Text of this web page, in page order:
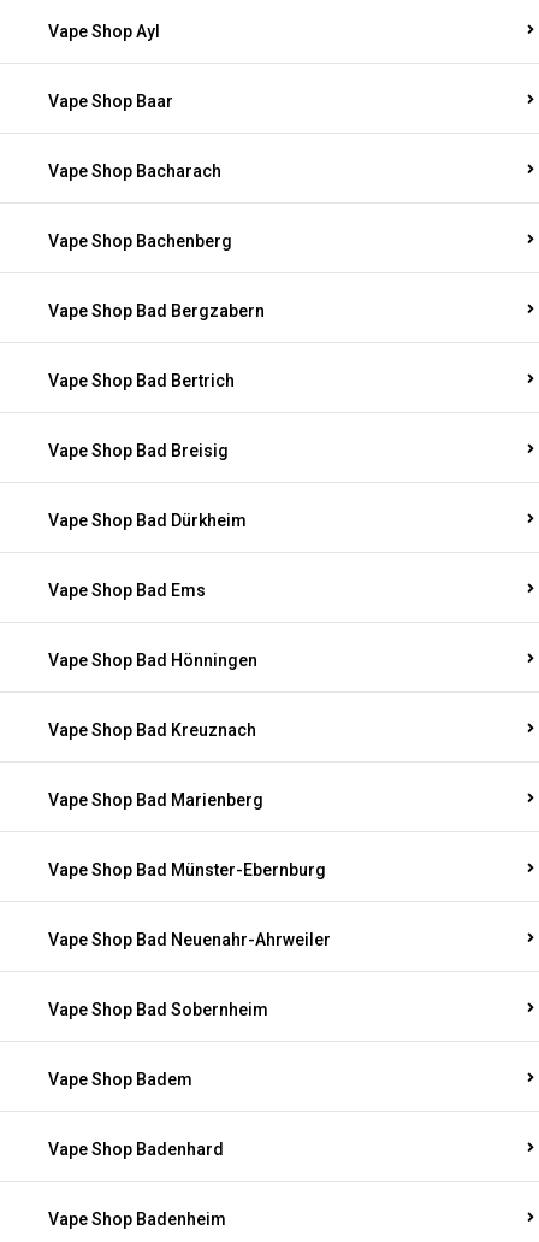
Vape Shop Ayl
Vape Shop Baar
Vape Shop Bacharach
Vape Shop Bachenberg
Vape Shop Bad Bergzabern
Vape Shop Bad Bertrich
Vape Shop Bad Breisig
Vape Shop Bad Dürkheim
Vape Shop Bad Ems
Vape Shop Bad Hönningen
Vape Shop Bad Kreuznach
Vape Shop Bad Marienberg
Vape Shop Bad Münster-Ebernburg
Vape Shop Bad Neuenahr-Ahrweiler
Vape Shop Bad Sobernheim
Vape Shop Badem
Vape Shop Badenhard
Vape Shop Badenheim